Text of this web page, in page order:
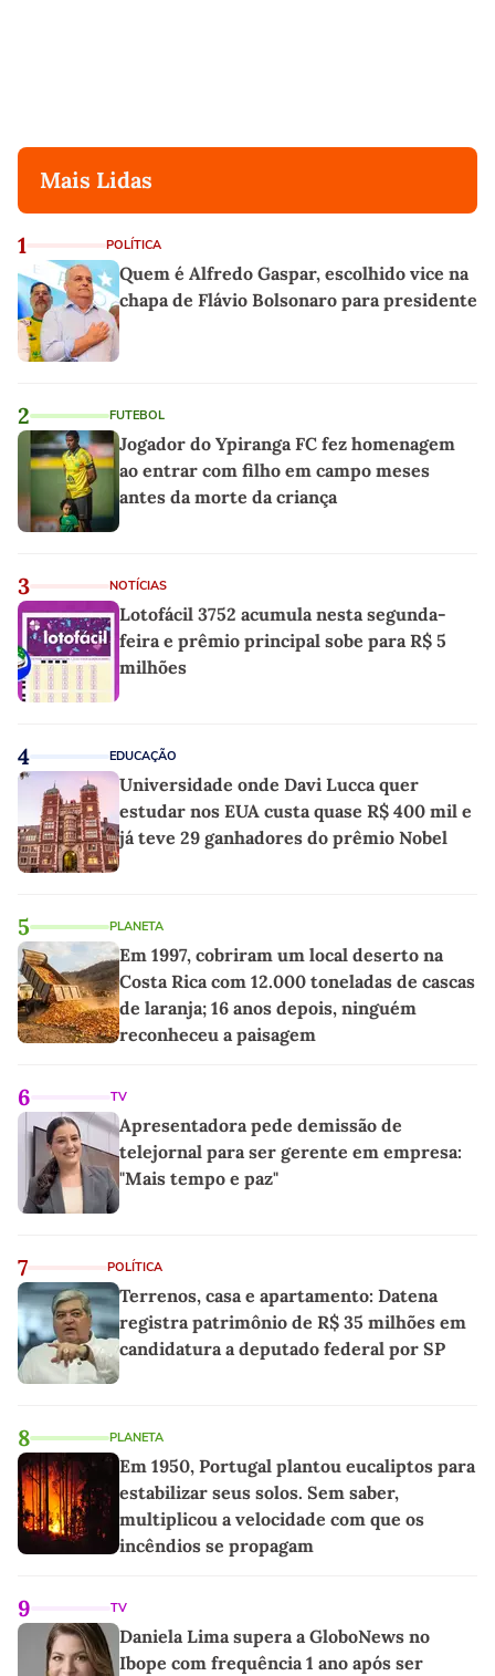
Mais Lidas
1 POLÍTICA
Quem é Alfredo Gaspar, escolhido vice na
chapa de Flávio Bolsonaro para presidente
2 FUTEBOL
Jogador do Ypiranga FC fez homenagem
ao entrar com filho em campo meses
antes da morte da criança
3 NOTÍCIAS
Lotofácil 3752 acumula nesta segunda-
feira e prêmio principal sobe para R$ 5
milhões
4 EDUCAÇÃO
Universidade onde Davi Lucca quer
estudar nos EUA custa quase R$ 400 mil e
já teve 29 ganhadores do prêmio Nobel
5 PLANETA
Em 1997, cobriram um local deserto na
Costa Rica com 12.000 toneladas de cascas
de laranja; 16 anos depois, ninguém
reconheceu a paisagem
6 TV
Apresentadora pede demissão de
telejornal para ser gerente em empresa:
"Mais tempo e paz"
7 POLÍTICA
Terrenos, casa e apartamento: Datena
registra patrimônio de R$ 35 milhões em
candidatura a deputado federal por SP
8 PLANETA
Em 1950, Portugal plantou eucaliptos para
estabilizar seus solos. Sem saber,
multiplicou a velocidade com que os
incêndios se propagam
9 TV
Daniela Lima supera a GloboNews no
Ibope com frequência 1 ano após ser